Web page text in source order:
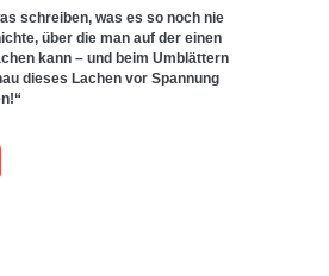
schreiben, was es so noch nie
über die man auf der einen
kann – und beim Umblättern
dieses Lachen vor Spannung